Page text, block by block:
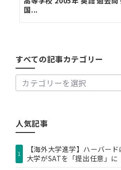
国...
すべての記事カテゴリー
す
記
事
ー
人気記事
1
【海外大学進学】ハーバー
大学がSATを「提出任意」に